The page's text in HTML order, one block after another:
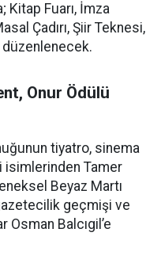
Kitap Fuarı, İmza
Çadırı, Şiir Teknesi,
düzenlenecek.
Onur Ödülü
tiyatro, sinema
isimlerinden Tamer
Beyaz Martı
geçmişi ve
Osman Balcıgil’e